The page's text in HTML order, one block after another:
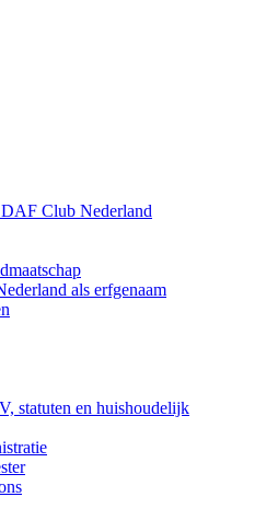
Club Nederland
als erfgenaam
statuten en huishoudelijk